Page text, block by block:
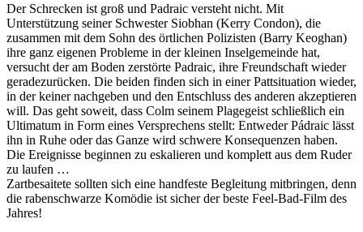
Der Schrecken ist groß und Padraic versteht nicht. Mit
Unterstützung seiner Schwester Siobhan (Kerry Condon), die
zusammen mit dem Sohn des örtlichen Polizisten (Barry Keoghan)
ihre ganz eigenen Probleme in der kleinen Inselgemeinde hat,
versucht der am Boden zerstörte Padraic, ihre Freundschaft wieder
geradezurücken. Die beiden finden sich in einer Pattsituation wieder,
in der keiner nachgeben und den Entschluss des anderen akzeptieren
will. Das geht soweit, dass Colm seinem Plagegeist schließlich ein
Ultimatum in Form eines Versprechens stellt: Entweder Pádraic lässt
ihn in Ruhe oder das Ganze wird schwere Konsequenzen haben.
Die Ereignisse beginnen zu eskalieren und komplett aus dem Ruder
zu laufen …
Zartbesaitete sollten sich eine handfeste Begleitung mitbringen, denn
die rabenschwarze Komödie ist sicher der beste Feel-Bad-Film des
Jahres!